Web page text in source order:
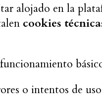
alojado en la
cookies
o intentos de